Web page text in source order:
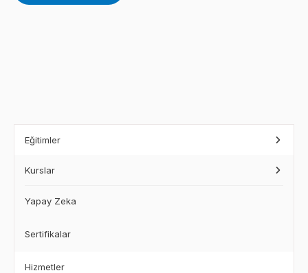
Eğitimler
Kurslar
Yapay Zeka
Sertifikalar
Hizmetler